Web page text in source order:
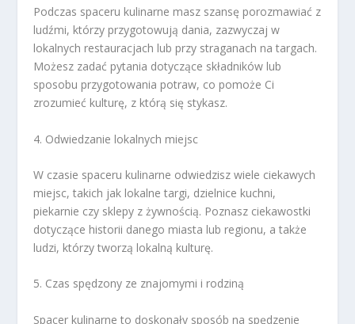
Podczas spaceru kulinarne masz szansę porozmawiać z
ludźmi, którzy przygotowują dania, zazwyczaj w
lokalnych restauracjach lub przy straganach na targach.
Możesz zadać pytania dotyczące składników lub
sposobu przygotowania potraw, co pomoże Ci
zrozumieć kulturę, z którą się stykasz.
4. Odwiedzanie lokalnych miejsc
W czasie spaceru kulinarne odwiedzisz wiele ciekawych
miejsc, takich jak lokalne targi, dzielnice kuchni,
piekarnie czy sklepy z żywnością. Poznasz ciekawostki
dotyczące historii danego miasta lub regionu, a także
ludzi, którzy tworzą lokalną kulturę.
5. Czas spędzony ze znajomymi i rodziną
Spacer kulinarne to doskonały sposób na spędzenie